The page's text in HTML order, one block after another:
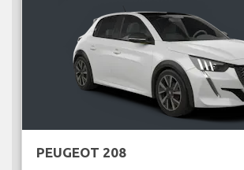
PEUGEOT 208